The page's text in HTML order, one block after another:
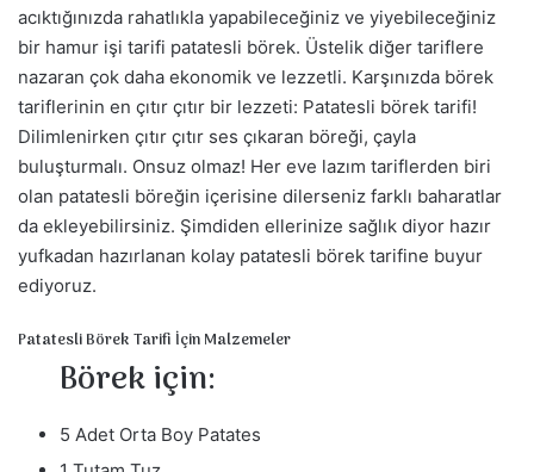
k
acıktığınızda rahatlıkla yapabileceğiniz ve yiyebileceğiniz
bir hamur işi tarifi patatesli börek. Üstelik diğer tariflere
nazaran çok daha ekonomik ve lezzetli. Karşınızda börek
tariflerinin en çıtır çıtır bir lezzeti: Patatesli börek tarifi!
Dilimlenirken çıtır çıtır ses çıkaran böreği, çayla
buluşturmalı. Onsuz olmaz! Her eve lazım tariflerden biri
olan patatesli böreğin içerisine dilerseniz farklı baharatlar
da ekleyebilirsiniz. Şimdiden ellerinize sağlık diyor hazır
yufkadan hazırlanan kolay patatesli börek tarifine buyur
ediyoruz.
Patatesli Börek Tarifi İçin Malzemeler
Börek için:
5 Adet Orta Boy Patates